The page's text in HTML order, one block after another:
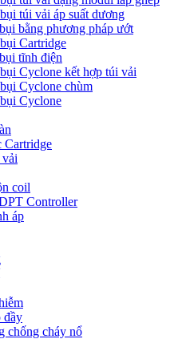
túi vải áp suất dương
bằng phương pháp ướt
Cartridge
tĩnh điện
Cyclone kết hợp túi vải
Cyclone chùm
Cyclone
Cartridge
coil
Controller
áp
đầy
chống cháy nổ